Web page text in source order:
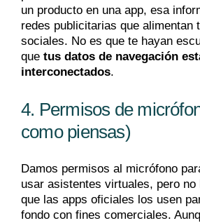
un producto en una app, esa
redes publicitarias que alimentan
sociales. No es que te hayan
que tus datos de navegación
interconectados.
4. Permisos de
como piensas)
Damos permisos al micrófono
usar asistentes virtuales, pero no
que las apps oficiales los usen
fondo con fines comerciales.